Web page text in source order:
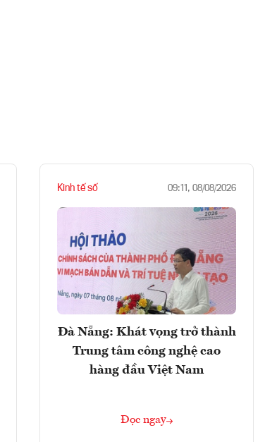
Kinh tế số 09:11, 08/08/2026
Đà Nẵng: Khát vọng trở thành
Trung tâm công nghệ cao
hàng đầu Việt Nam
Đọc ngay